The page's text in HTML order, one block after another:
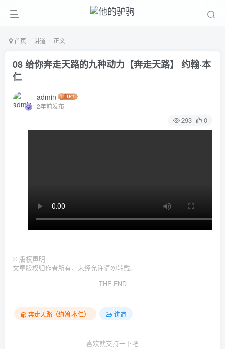
首页 讲道 正文
08 给你奔走天路的九种动力【奔走天路】 约翰·本
仁
admin
2年前发布
293 0
© 版权声明
文章版权归作者所有，未经允许请勿转载。
THE END
奔走天路（约翰·本仁） 讲道
喜欢就支持一下吧